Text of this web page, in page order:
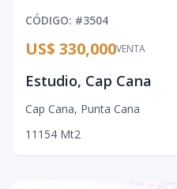
CÓDIGO: #3504
VENTA
US$ 330,000
Estudio, Cap Cana
Cap Cana, Punta Cana
1 1 1 54 Mt2